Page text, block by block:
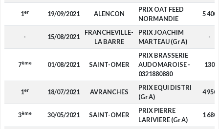
1er 19/09/2021 ALENCON
PRIX OAT FEED
NORMANDIE
5 400
- 15/08/2021
FRANCHEVILLE-
LA BARRE
PRIX JOACHIM
MARTEAU (Gr A)
-
7ème 01/08/2021 SAINT-OMER
PRIX BRASSERIE
AUDOMAROISE -
0321880880
130
1er 18/07/2021 AVRANCHES
PRIX EQUI DISTRI
(Gr A)
4 950
3ème 30/05/2021 SAINT-OMER
PRIX PIERRE
LARIVIERE (Gr A)
1 680